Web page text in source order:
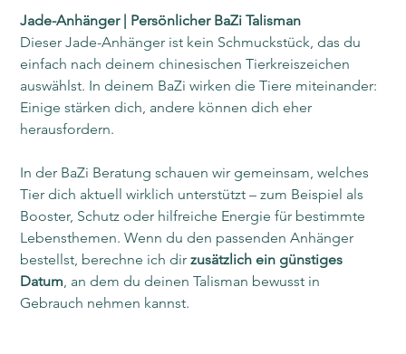
Jade-Anhänger | Persönlicher BaZi Talisman
Dieser Jade-Anhänger ist kein Schmuckstück, das du
einfach nach deinem chinesischen Tierkreiszeichen
auswählst. In deinem BaZi wirken die Tiere miteinander:
Einige stärken dich, andere können dich eher
herausfordern.
In der BaZi Beratung schauen wir gemeinsam, welches
Tier dich aktuell wirklich unterstützt – zum Beispiel als
Booster, Schutz oder hilfreiche Energie für bestimmte
Lebensthemen. Wenn du den passenden Anhänger
bestellst, berechne ich dir zusätzlich ein günstiges
Datum, an dem du deinen Talisman bewusst in
Gebrauch nehmen kannst.